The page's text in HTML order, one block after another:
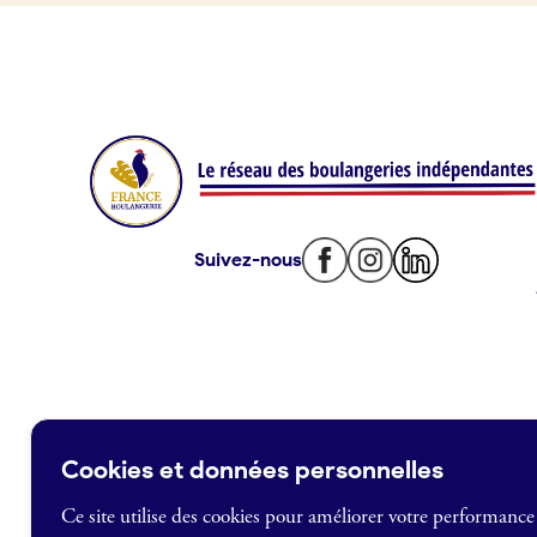
Offres d’emploi
Je suis fournisseur
Suivez-nous
Cookies et données personnelles
Ce site utilise des cookies pour améliorer votre performance